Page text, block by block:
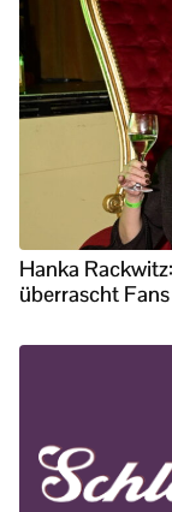
Hanka
überrascht Fans